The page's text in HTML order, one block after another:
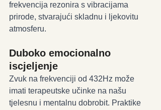
frekvencija rezonira s vibracijama
prirode, stvarajući skladnu i ljekovitu
atmosferu.
Duboko emocionalno
iscjeljenje
Zvuk na frekvenciji od 432Hz može
imati terapeutske učinke na našu
tjelesnu i mentalnu dobrobit. Praktike